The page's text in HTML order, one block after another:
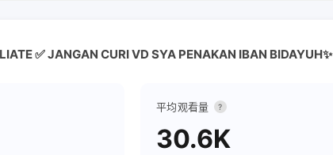
✅ JANGAN CURI VD SYA PENAKAN IBAN BIDAYUH✨
平均观看量 ?
30.6K